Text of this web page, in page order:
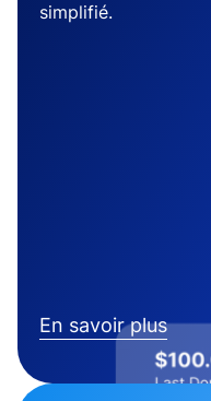
simplifié.
En savoir plus